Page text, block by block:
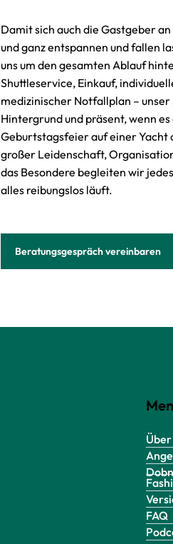
Damit sich auch die Gastgeber
und ganz entspannen und fallen
uns um den gesamten Ablauf
Shuttleservice, Einkauf,
medizinischer Notfallplan –
Hintergrund und präsent, wenn
Geburtstagsfeier auf einer Yacht
großer Leidenschaft,
das Besondere begleiten wir
alles reibungslos läuft.
Beratungsgespräch vereinbaren
Über
FAQ